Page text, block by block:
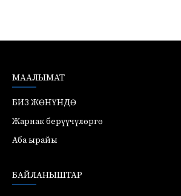
МААЛЫМАТ
БИЗ ЖӨНҮНДӨ
Жарнак берүүчүлөргө
Аба ырайы
БАЙЛАНЫШТАР